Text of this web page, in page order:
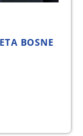
BOSNE